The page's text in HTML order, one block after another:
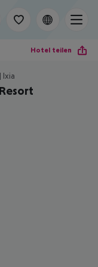
Hotel teilen
Ixia